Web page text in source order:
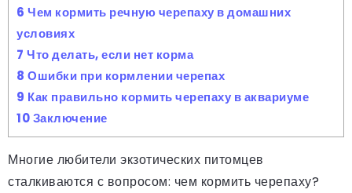
6 Чем кормить речную черепаху в домашних
условиях
7 Что делать, если нет корма
8 Ошибки при кормлении черепах
9 Как правильно кормить черепаху в аквариуме
10Заключение
Многие любители экзотических питомцев
сталкиваются с вопросом: чем кормить черепаху?